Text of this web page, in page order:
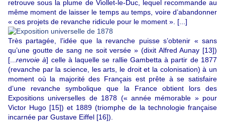
retrouve sous la plume de Viollet-le-Duc, lequel recommande au
même moment de laisser le temps au temps, voire d’abandonner
« ces projets de revanche ridicule pour le moment ». [...]
Très partagée, l’idée que la revanche puisse s’obtenir « sans
qu’une goutte de sang ne soit versée » (dixit Alfred Aunay [13])
[... renvoie à] celle à laquelle se rallie Gambetta à partir de 1877
(revanche par la science, les arts, le droit et la colonisation) à un
moment où la majorité des Français est prête à se satisfaire
d’une revanche symbolique que la France obtient lors des
Expositions universelles de 1878 (« année mémorable » pour
Victor Hugo [15]) et 1889 (triomphe de la technologie française
incarnée par Gustave Eiffel [16]).